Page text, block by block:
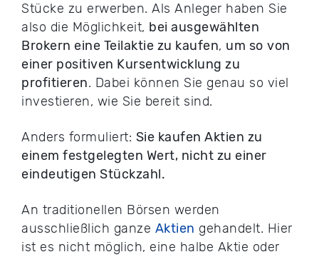
Stücke zu erwerben. Als Anleger haben Sie
also die Möglichkeit, bei ausgewählten
Brokern eine Teilaktie zu kaufen, um so von
einer positiven Kursentwicklung zu
profitieren. Dabei können Sie genau so viel
investieren, wie Sie bereit sind.
Anders formuliert: Sie kaufen Aktien zu
einem festgelegten Wert, nicht zu einer
eindeutigen Stückzahl.
An traditionellen Börsen werden
ausschließlich ganze Aktien gehandelt. Hier
ist es nicht möglich, eine halbe Aktie oder